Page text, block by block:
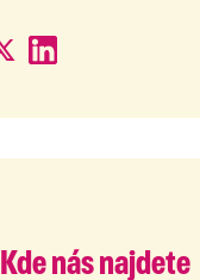
Kde nás najdete